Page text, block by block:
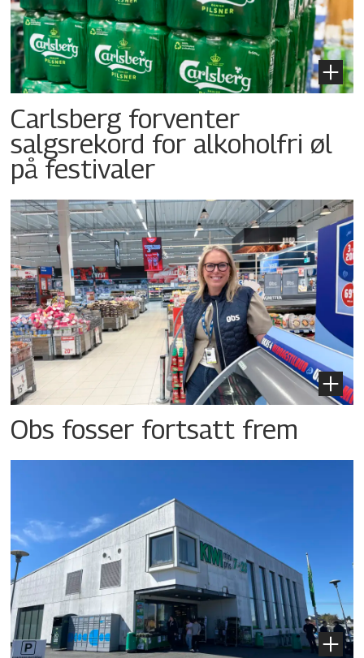
Carlsberg forventer
salgsrekord for alkoholfri øl
på festivaler
Obs fosser fortsatt frem